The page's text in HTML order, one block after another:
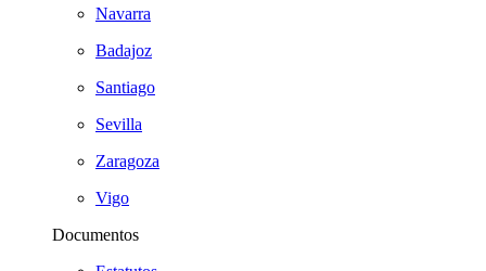
Navarra
Badajoz
Santiago
Sevilla
Zaragoza
Vigo
Documentos